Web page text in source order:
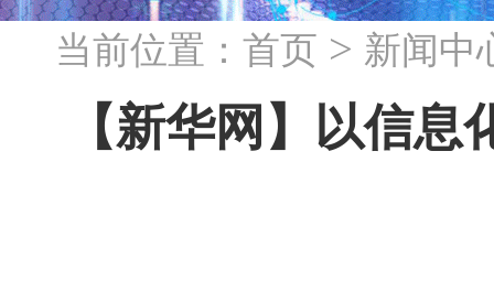
当前位置： 首页 > 新闻中
【新华网】以信